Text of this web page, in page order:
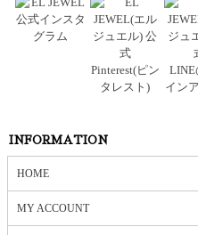
INFORMATION
HOME
MY ACCOUNT